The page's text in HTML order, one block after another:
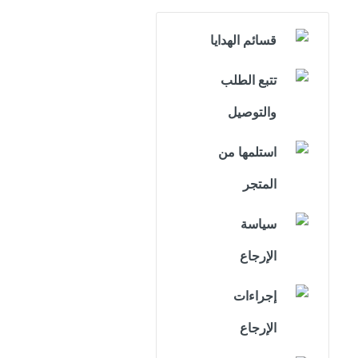
قسائم الهدايا
تتبع الطلب
والتوصيل
استلمها من
المتجر
سياسة
الإرجاع
إجراءات
الإرجاع